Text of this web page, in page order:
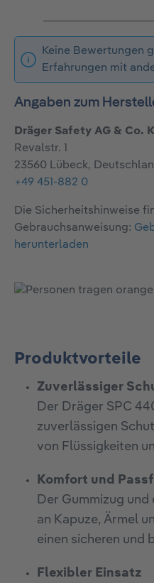
Keine Bewertungen
Erfahrungen mit
Angaben zum
Dräger Safety AG & Co.
Revalstr. 1
23560 Lübeck,
+49 451-882 0
Die Sicherheitshinweise
Gebrauchsanweisung:
herunterladen
Produktvorteile
Zuverlässiger
Der Dräger SPC
zuverlässigen
von Flüssigkeiten
Komfort und
Der Gummizug
an Kapuze, Ärmel
einen sicheren und
Flexibler Einsatz